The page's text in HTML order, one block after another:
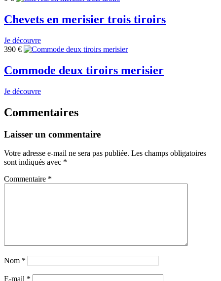
Chevets en merisier trois tiroirs
Je découvre
390 €
Commode deux tiroirs merisier
Je découvre
Commentaires
Laisser un commentaire
Votre adresse e-mail ne sera pas publiée. Les champs obligatoires
sont indiqués avec *
Commentaire *
Nom *
E-mail *